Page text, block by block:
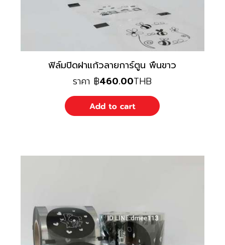
ฟิล์มปิดฝาแก้วลายการ์ตูน พืนขาว
ราคา ฿460.00THB